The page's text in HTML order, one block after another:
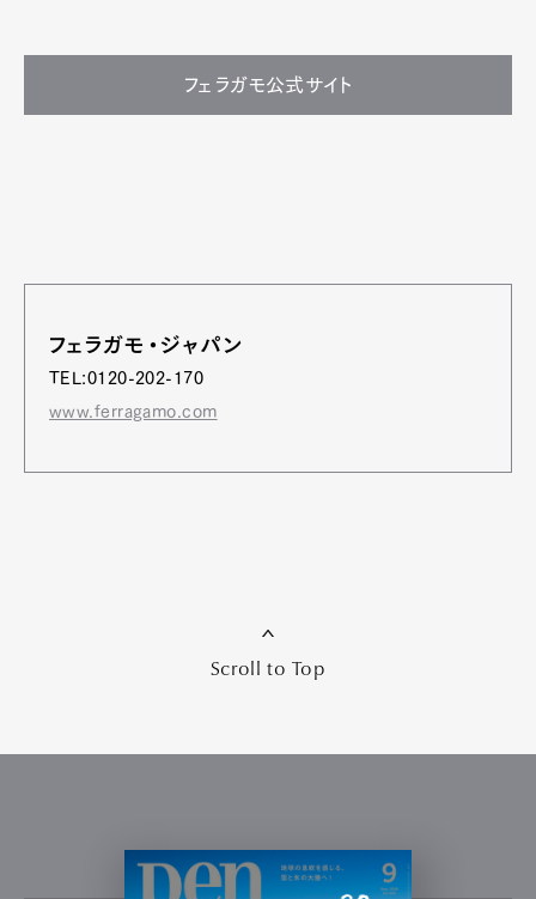
フェラガモ公式サイト
フェラガモ・ジャパン
TEL:0120-202-170
www.ferragamo.com
Scroll to Top